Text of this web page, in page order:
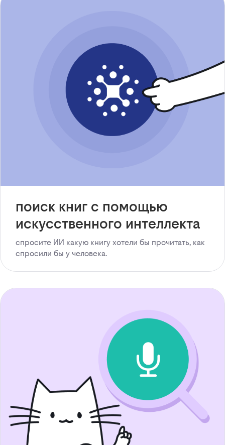
поиск книг с помощью
искусственного интеллекта
спросите ИИ какую книгу хотели бы прочитать, как
спросили бы у человека.